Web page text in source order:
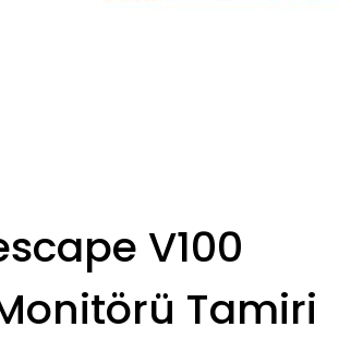
V100
Tamiri